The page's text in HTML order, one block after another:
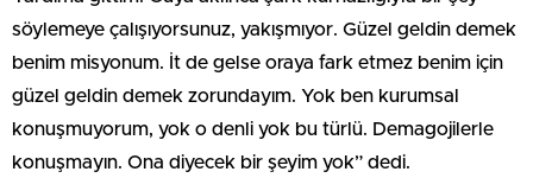
söylemeye çalışıyorsunuz, yakışmıyor. Güzel geldin demek
benim misyonum. İt de gelse oraya fark etmez benim için
güzel geldin demek zorundayım. Yok ben kurumsal
konuşmuyorum, yok o denli yok bu türlü. Demagojilerle
konuşmayın. Ona diyecek bir şeyim yok” dedi.